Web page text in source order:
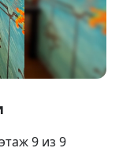
9 из 9